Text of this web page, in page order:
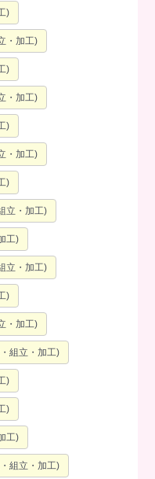
)
・加工)
)
・加工)
)
・加工)
)
立・加工)
工)
立・加工)
)
・加工)
組立・加工)
)
)
工)
組立・加工)